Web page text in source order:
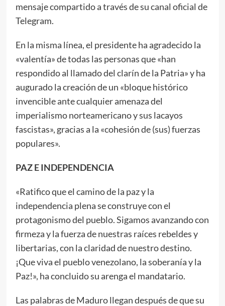
mensaje compartido a través de su canal oficial de
Telegram.
En la misma línea, el presidente ha agradecido la
«valentía» de todas las personas que «han
respondido al llamado del clarín de la Patria» y ha
augurado la creación de un «bloque histórico
invencible ante cualquier amenaza del
imperialismo norteamericano y sus lacayos
fascistas», gracias a la «cohesión de (sus) fuerzas
populares».
PAZ E INDEPENDENCIA
«Ratifico que el camino de la paz y la
independencia plena se construye con el
protagonismo del pueblo. Sigamos avanzando con
firmeza y la fuerza de nuestras raíces rebeldes y
libertarias, con la claridad de nuestro destino.
¡Que viva el pueblo venezolano, la soberanía y la
Paz!», ha concluido su arenga el mandatario.
Las palabras de Maduro llegan después de que su